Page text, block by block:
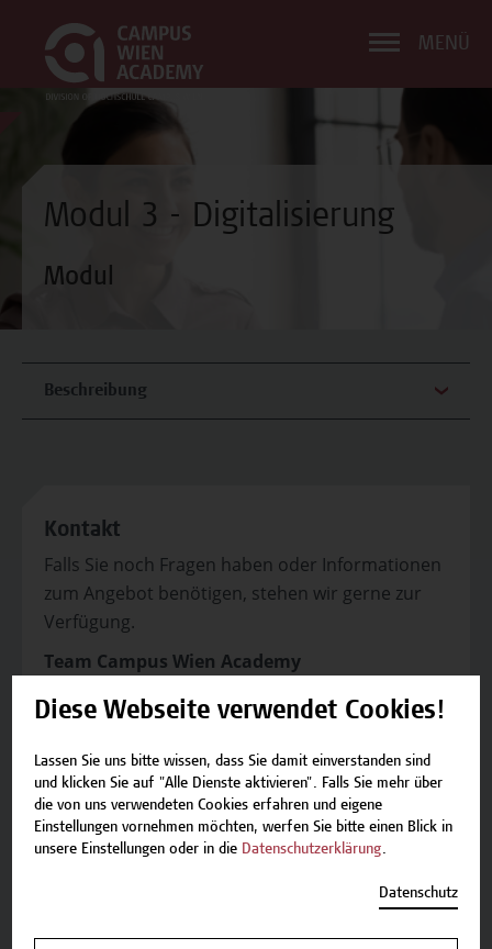
MENÜ
Modul 3 - Digitalisierung
Modul
Beschreibung
Kontakt
Falls Sie noch Fragen haben oder Informationen
zum Angebot benötigen, stehen wir gerne zur
Verfügung.
Team Campus Wien Academy
Tel.: +43 1 606 6877-8800
Beschreibung
Diese Webseite verwendet Cookies!
Lassen Sie uns bitte wissen, dass Sie damit einverstanden sind
und klicken Sie auf "Alle Dienste aktivieren". Falls Sie mehr über
die von uns verwendeten Cookies erfahren und eigene
Einstellungen vornehmen möchten, werfen Sie bitte einen Blick in
unsere Einstellungen oder in die Datenschutzerklärung.
Datenschutz